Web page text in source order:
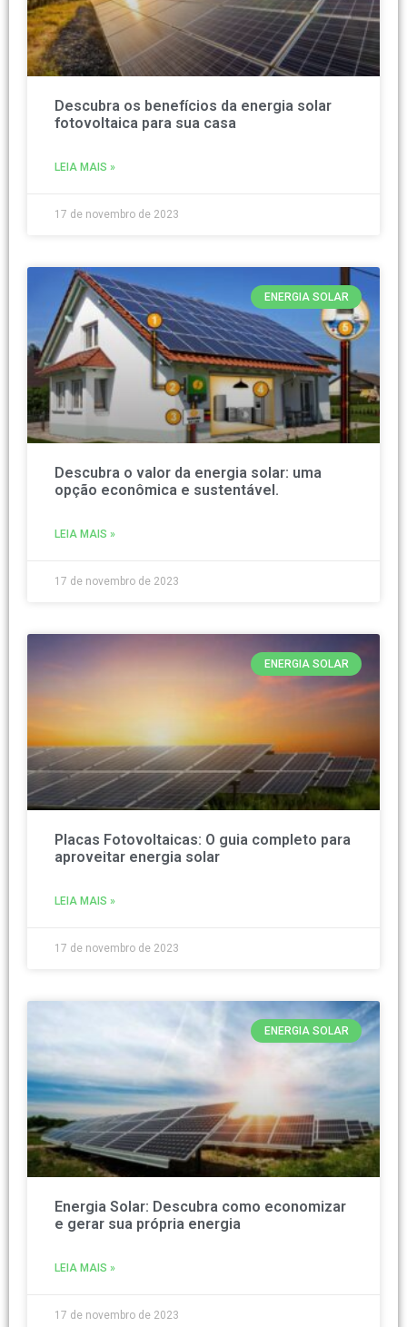
Descubra os benefícios da energia solar
fotovoltaica para sua casa
LEIA MAIS »
17 de novembro de 2023
ENERGIA SOLAR
Descubra o valor da energia solar: uma
opção econômica e sustentável.
LEIA MAIS »
17 de novembro de 2023
ENERGIA SOLAR
Placas Fotovoltaicas: O guia completo para
aproveitar energia solar
LEIA MAIS »
17 de novembro de 2023
ENERGIA SOLAR
Energia Solar: Descubra como economizar
e gerar sua própria energia
LEIA MAIS »
17 de novembro de 2023